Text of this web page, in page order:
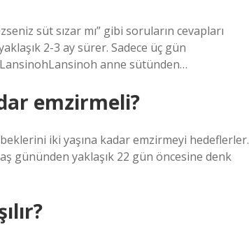
süt sızar mı” gibi soruların cevapları
2-3 ay sürer. Sadece üç gün
anne sütünden…
emzirmeli?
iki yaşına kadar emzirmeyi hedeflerler.
gününden yaklaşık 22 gün öncesine denk